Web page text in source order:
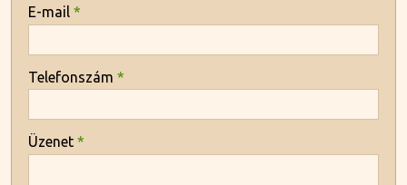
-
E-mail *
Telefonszám *
Üzenet *